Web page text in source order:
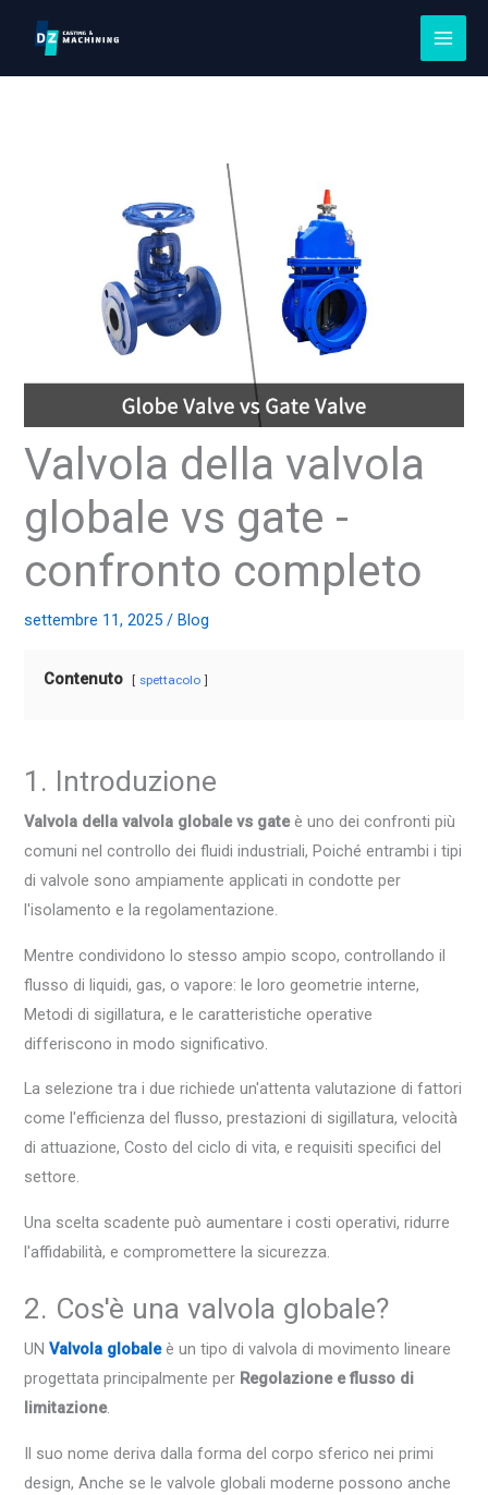
contenuto
Valvola della valvola
globale vs gate -
confronto completo
settembre 11, 2025/Blog
Contenuto spettacolo
1. Introduzione
Valvola della valvola globale vs gateè uno dei confronti più
comuni nel controllo dei fluidi industriali, Poiché entrambi i tipi
di valvole sono ampiamente applicati in condotte per
l'isolamento e la regolamentazione.
Mentre condividono lo stesso ampio scopo, controllando il
flusso di liquidi, gas, o vapore: le loro geometrie interne,
Metodi di sigillatura, e le caratteristiche operative
differiscono in modo significativo.
La selezione tra i due richiede un'attenta valutazione di fattori
come l'efficienza del flusso, prestazioni di sigillatura, velocità
di attuazione, Costo del ciclo di vita, e requisiti specifici del
settore.
Una scelta scadente può aumentare i costi operativi, ridurre
l'affidabilità, e compromettere la sicurezza.
2. Cos'è una valvola globale?
UNValvola globaleè un tipo di valvola di movimento lineare
progettata principalmente per Regolazione e flusso di
limitazione.
Il suo nome deriva dalla forma del corpo sferico nei primi
design, Anche se le valvole globali moderne possono anche